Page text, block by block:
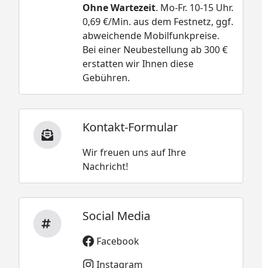
Ohne Wartezeit. Mo-Fr. 10-15 Uhr.
0,69 €/Min. aus dem Festnetz, ggf.
abweichende Mobilfunkpreise.
Bei einer Neubestellung ab 300 €
erstatten wir Ihnen diese
Gebühren.
Kontakt-Formular
Wir freuen uns auf Ihre
Nachricht!
Social Media
Facebook
Instagram